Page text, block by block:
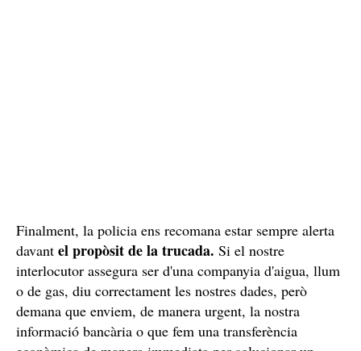
Finalment, la policia ens recomana estar sempre alerta
davant el propòsit de la trucada. Si el nostre
interlocutor assegura ser d'una companyia d'aigua, llum
o de gas, diu correctament les nostres dades, però
demana que enviem, de manera urgent, la nostra
informació bancària o que fem una transferència